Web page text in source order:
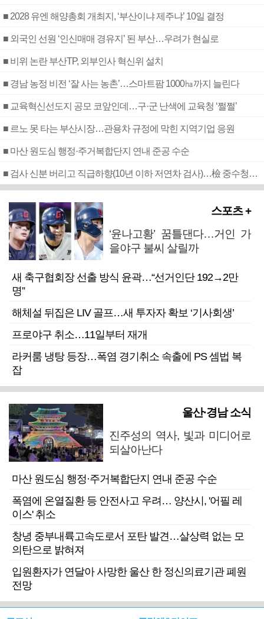
■ 2028 유엔 해양총회 개최지, ‘부산이냐 제주냐’ 10일 결정
■ 외국인 선원 ‘인신매매 경유지’ 된 부산…우려가 현실로
■ 비위 논란 부산TP, 외부인사 혁신위 설치
■ 경남 농정 비전 ‘잘 사는 농촌’…스마트팜 1000㏊까지 늘린다
■ 교육혁신선도지 공모 코앞인데…구·군 난색에 교육청 ‘쩔쩔’
■ 르노 못 타는 부산시장…관용차 규정에 막힌 지역기업 응원
■ 마산 원도심 행정·주거복합단지 연내 준공 수순
■ 검사 신분 버리고 직급하향(10년 이하 저연차 검사)…檢 중수청행 기피
스포츠 +
‘윤나고황’ 꿈틀댄다…거인 가
을야구 불씨 살릴까
새 축구협회장 선출 방식 윤곽…“선거인단 192→2만
명”
해체설 뒤집은 LIV 골프…새 투자자 확보 ‘기사회생’
프로야구 취소…11일부터 재개
라커룸 냉탕 등장…폭염 경기취소 속출에 PS 셈법 복
잡
울산·경남 소식
진주성의 역사, 빛과 미디어로
되살아난다
마산 원도심 행정·주거복합단지 연내 준공 수순
폭염에 온열질환 등 안전사고 우려… 양산시, '어필 레
이스' 취소
창녕 중부내륙고속도로서 포탄 발견…살상력 없는 모
의탄으로 밝혀져
입원환자가 연달아 사망한 울산 한 정신의료기관 폐원
전망